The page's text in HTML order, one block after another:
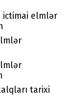
ictimai elmlər
tarixi